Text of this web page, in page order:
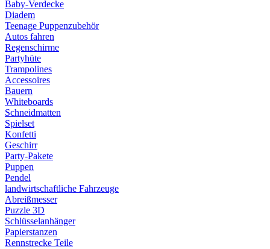
Baby-Verdecke
Diadem
Teenage Puppenzubehör
Autos fahren
Regenschirme
Partyhüte
Trampolines
Accessoires
Bauern
Whiteboards
Schneidmatten
Spielset
Konfetti
Geschirr
Party-Pakete
Puppen
Pendel
landwirtschaftliche Fahrzeuge
Abreißmesser
Puzzle 3D
Schlüsselanhänger
Papierstanzen
Rennstrecke Teile